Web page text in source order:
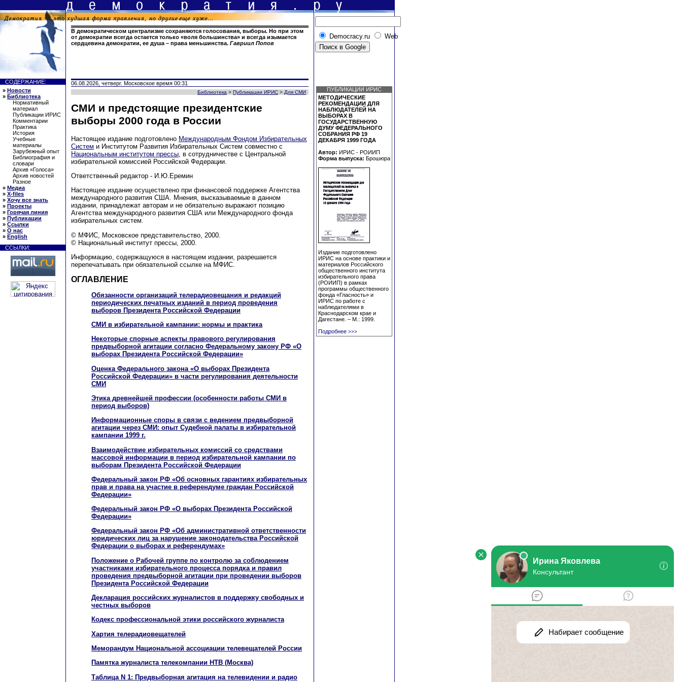
В демократическом централизме сохраняются голосования, выборы. Но при этом
от демократии всегда остается только «воля большинства» и всегда изымается
сердцевина демократии, ее душа – права меньшинства. Гавриил Попов
Democracy.ru Web
СОДЕРЖАНИЕ:
» Новости
» Библиотека
Нормативный
материал
Публикации ИРИС
Комментарии
Практика
История
Учебные
материалы
Зарубежный опыт
Библиография и
словари
Архив «Голоса»
Архив новостей
Разное
» Медиа
» X-files
» Хочу все знать
» Проекты
» Горячая линия
» Публикации
» Ссылки
» О нас
» English
ССЫЛКИ:
06.08.2026, четверг. Московское время 00:31
Библиотека > Публикации ИРИС > Для СМИ
СМИ и предстоящие президентские
выборы 2000 года в России
Настоящее издание подготовлено Международным Фондом Избирательных
Систем и Институтом Развития Избирательных Систем совместно с
Национальным институтом прессы , в сотрудничестве с Центральной
избирательной комиссией Российской Федерации.
Ответственный редактор - И.Ю.Еремин
Настоящее издание осуществлено при финансовой поддержке Агентства
международного развития США. Мнения, высказываемые в данном
издании, принадлежат авторам и не обязательно выражают позицию
Агентства международного развития США или Международного фонда
избирательных систем.
© МФИС, Московское представительство, 2000.
© Национальный институт прессы, 2000.
Информацию, содержащуюся в настоящем издании, разрешается
перепечатывать при обязательной ссылке на МФИС.
ОГЛАВЛЕНИЕ
Обязанности организаций телерадиовещания и редакций
периодических печатных изданий в период проведения
выборов Президента Российской Федерации
СМИ в избирательной кампании: нормы и практика
Некоторые спорные аспекты правового регулирования
предвыборной агитации согласно Федеральному закону РФ «О
выборах Президента Российской Федерации»
Оценка Федерального закона «О выборах Президента
Российской Федерации» в части регулирования деятельности
СМИ
Этика древнейшей профессии (особенности работы СМИ в
период выборов)
Информационные споры в связи с ведением предвыборной
агитации через СМИ: опыт Судебной палаты в избирательной
кампании 1999 г.
Взаимодействие избирательных комиссий со средствами
массовой информации в период избирательной кампании по
выборам Президента Российской Федерации
Федеральный закон РФ «Об основных гарантиях избирательных
прав и права на участие в референдуме граждан Российской
Федерации»
Федеральный закон РФ «О выборах Президента Российской
Федерации»
Федеральный закон РФ «Об административной ответственности
юридических лиц за нарушение законодательства Российской
Федерации о выборах и референдумах»
Положение о Рабочей группе по контролю за соблюдением
участниками избирательного процесса порядка и правил
проведения предвыборной агитации при проведении выборов
Президента Российской Федерации
Декларация российских журналистов в поддержку свободных и
честных выборов
Кодекс профессиональной этики российского журналиста
Хартия телерадиовещателей
Меморандум Национальной ассоциации телевещателей России
Памятка журналиста телекомпании НТВ (Москва)
Таблица N 1: Предвыборная агитация на телевидении и радио
ПУБЛИКАЦИИ ИРИС
МЕТОДИЧЕСКИЕ
РЕКОМЕНДАЦИИ ДЛЯ
НАБЛЮДАТЕЛЕЙ НА
ВЫБОРАХ В
ГОСУДАРСТВЕННУЮ
ДУМУ ФЕДЕРАЛЬНОГО
СОБРАНИЯ РФ 19
ДЕКАБРЯ 1999 ГОДА
Автор: ИРИС - РОИИП
Форма выпуска: Брошюра
Издание подготовлено
ИРИС на основе практики и
материалов Российского
общественного института
избирательного права
(РОИИП) в рамках
программы общественного
фонда «Гласность» и
ИРИС по работе с
наблюдателями в
Краснодарском крае и
Дагестане. – М.: 1999.
Подробнее >>>